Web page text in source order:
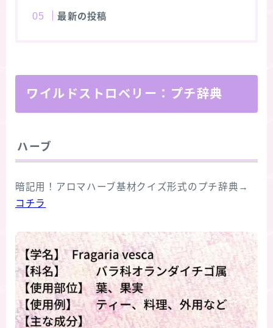
最新の投稿
ワイルドストロベリー：プチ辞典
ハーブ
暗記用！アロマハーブ基材クイズ形式のプチ辞典→
コチラ